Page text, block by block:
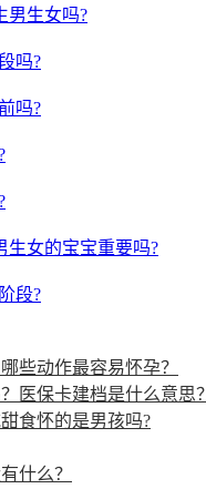
男生女吗?
吗?
吗?
生女的宝宝重要吗?
段?
些动作最容易怀孕？
医保卡建档是什么意思？
食怀的是男孩吗?
什么？